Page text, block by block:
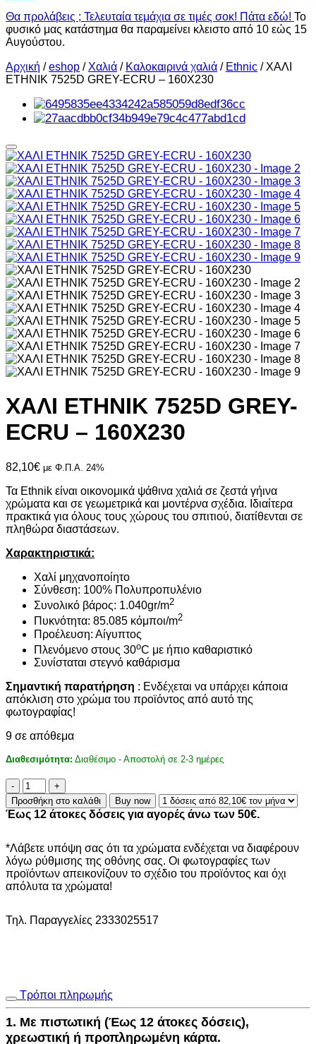
Θα προλάβεις ; Τελευταία τεμάχια σε τιμές σοκ! Πάτα εδώ! Το
φυσικό μας κατάστημα θα παραμείνει κλειστο από 10 εώς 15
Αυγούστου.
Αρχική /eshop / Χαλιά / Καλοκαιρινά χαλιά / Ethnic / ΧΑΛΙ
ETHNIK 7525D GREY-ECRU – 160X230
ΧΑΛΙ ETHNIK 7525D GREY-
ECRU – 160X230
82,10€ με Φ.Π.Α. 24%
Τα Ethnik είναι οικονομικά ψάθινα χαλιά σε ζεστά γήινα
χρώματα και σε γεωμετρικά και μοντέρνα σχέδια. Ιδιαίτερα
πρακτικά για όλους τους χώρους του σπιτιού, διατίθενται σε
πληθώρα διαστάσεων.
Χαρακτηριστικά:
Χαλί μηχανοποίητο
Σύνθεση: 100% Πολυπροπυλένιο
Συνολικό βάρος: 1.040gr/m2
Πυκνότητα: 85.085 κόμποι/m2
Προέλευση: Αίγυπτος
Πλενόμενο στους 30οC με ήπιο καθαριστικό
Συνίσταται στεγνό καθάρισμα
Σημαντική παρατήρηση : Ενδέχεται να υπάρχει κάποια
απόκλιση στο χρώμα του προϊόντος από αυτό της
φωτογραφίας!
9 σε απόθεμα
Διαθεσιμότητα: Διαθέσιμο - Αποστολή σε 2-3 ημέρες
ΧΑΛΙ
ETHNIK
7525D
GREY-
-
160X230
ποσότητα
Προσθήκη στο καλάθι Buy now
Έως 12 άτοκες δόσεις για αγορές άνω των 50€.
*Λάβετε υπόψη σας ότι τα χρώματα ενδέχεται να διαφέρουν
λόγω ρύθμισης της οθόνης σας. Οι φωτογραφίες των
προϊόντων απεικονίζουν το σχέδιο του προϊόντος και όχι
απόλυτα τα χρώματα!
Τηλ. Παραγγελίες 2333025517
Τρόποι πληρωμής
1. Με πιστωτική (Έως 12 άτοκες δόσεις),
χρεωστική ή προπληρωμένη κάρτα.